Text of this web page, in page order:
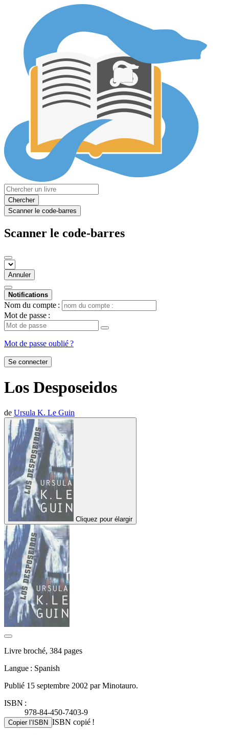
Chercher
Scanner le code-barres
Scanner le code-barres
Annuler
Notifications
Nom du compte :
Mot de passe :
Mot de passe oublié ?
Se connecter
Los Desposeidos
de Ursula K. Le Guin
Cliquez pour élargir
Livre broché, 384 pages
Langue : Spanish
Publié 15 septembre 2002 par Minotauro.
ISBN :
978-84-450-7403-9
Copier l’ISBN ISBN copié !